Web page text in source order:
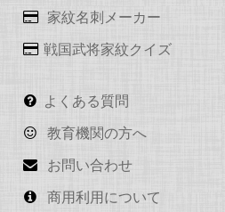
家紋名刺メーカー
戦国武将家紋クイズ
よくある質問
教育機関の方へ
お問い合わせ
商用利用について